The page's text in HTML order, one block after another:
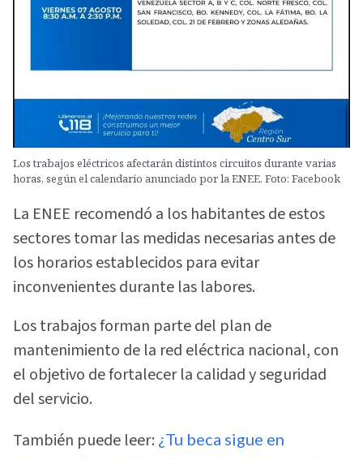
Los trabajos eléctricos afectarán distintos circuitos durante varias
horas, según el calendario anunciado por la ENEE. Foto: Facebook
La ENEE recomendó a los habitantes de estos
sectores tomar las medidas necesarias antes de
los horarios establecidos para evitar
inconvenientes durante las labores.
Los trabajos forman parte del plan de
mantenimiento de la red eléctrica nacional, con
el objetivo de fortalecer la calidad y seguridad
del servicio.
También puede leer: ¿Tu beca sigue en